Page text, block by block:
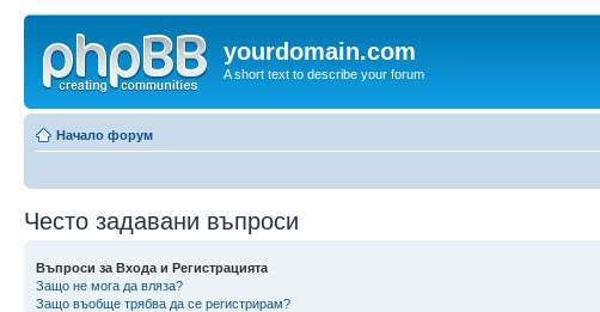
yourdomain.com
A short text to describe your forum
Начало форум
Често задавани въпроси
Въпроси за Входа и Регистрацията
Защо не мога да вляза?
Защо въобще трябва да се регистрирам?